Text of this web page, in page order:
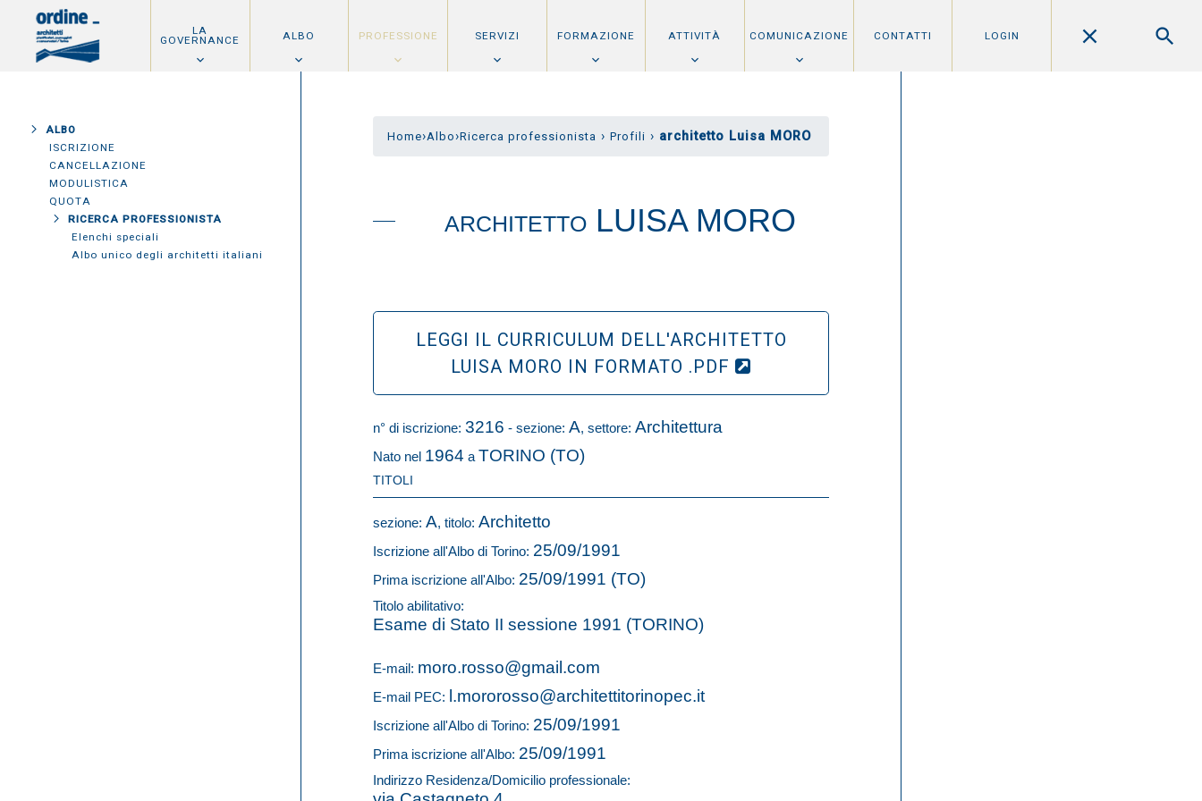
LA
GOVERNANCE ALBO PROFESSIONE SERVIZI FORMAZIONE ATTIVITÀ COMUNICAZIONE CONTATTI LOGIN
ALBO
ISCRIZIONE
CANCELLAZIONE
MODULISTICA
QUOTA
RICERCA PROFESSIONISTA
Elenchi speciali
Albo unico degli architetti italiani
Home›Albo›Ricerca professionista › Profili › architetto Luisa MORO
ARCHITETTO LUISA MORO
LEGGI IL CURRICULUM DELL'ARCHITETTO
LUISA MORO IN FORMATO .PDF
n° di iscrizione: 3216 - sezione: A, settore: Architettura
Nato nel 1964 a TORINO (TO)
TITOLI
sezione: A, titolo: Architetto
Iscrizione all'Albo di Torino: 25/09/1991
Prima iscrizione all'Albo: 25/09/1991 (TO)
Titolo abilitativo:
Esame di Stato II sessione 1991 (TORINO)
E-mail: moro.rosso@gmail.com
E-mail PEC: l.mororosso@architettitorinopec.it
Iscrizione all'Albo di Torino: 25/09/1991
Prima iscrizione all'Albo: 25/09/1991
Indirizzo Residenza/Domicilio professionale: